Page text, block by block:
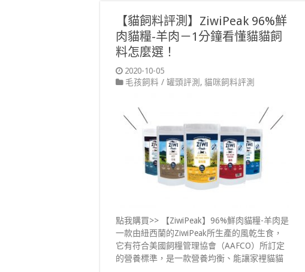
【貓飼料評測】ZiwiPeak 96%鮮
肉貓糧-羊肉－1分鐘看懂貓貓飼
料怎麼選！
2020-10-05
毛孩飼料 / 罐頭評測 , 貓咪飼料評測
點我購買>> 【ZiwiPeak】96%鮮肉貓糧-羊肉是
一款由紐西蘭的ZiwiPeak所生產的風乾生食，
它有符合美國飼糧管理協會（AAFCO）所訂定
的營養標準，是一款營養均衡、能讓家裡貓貓